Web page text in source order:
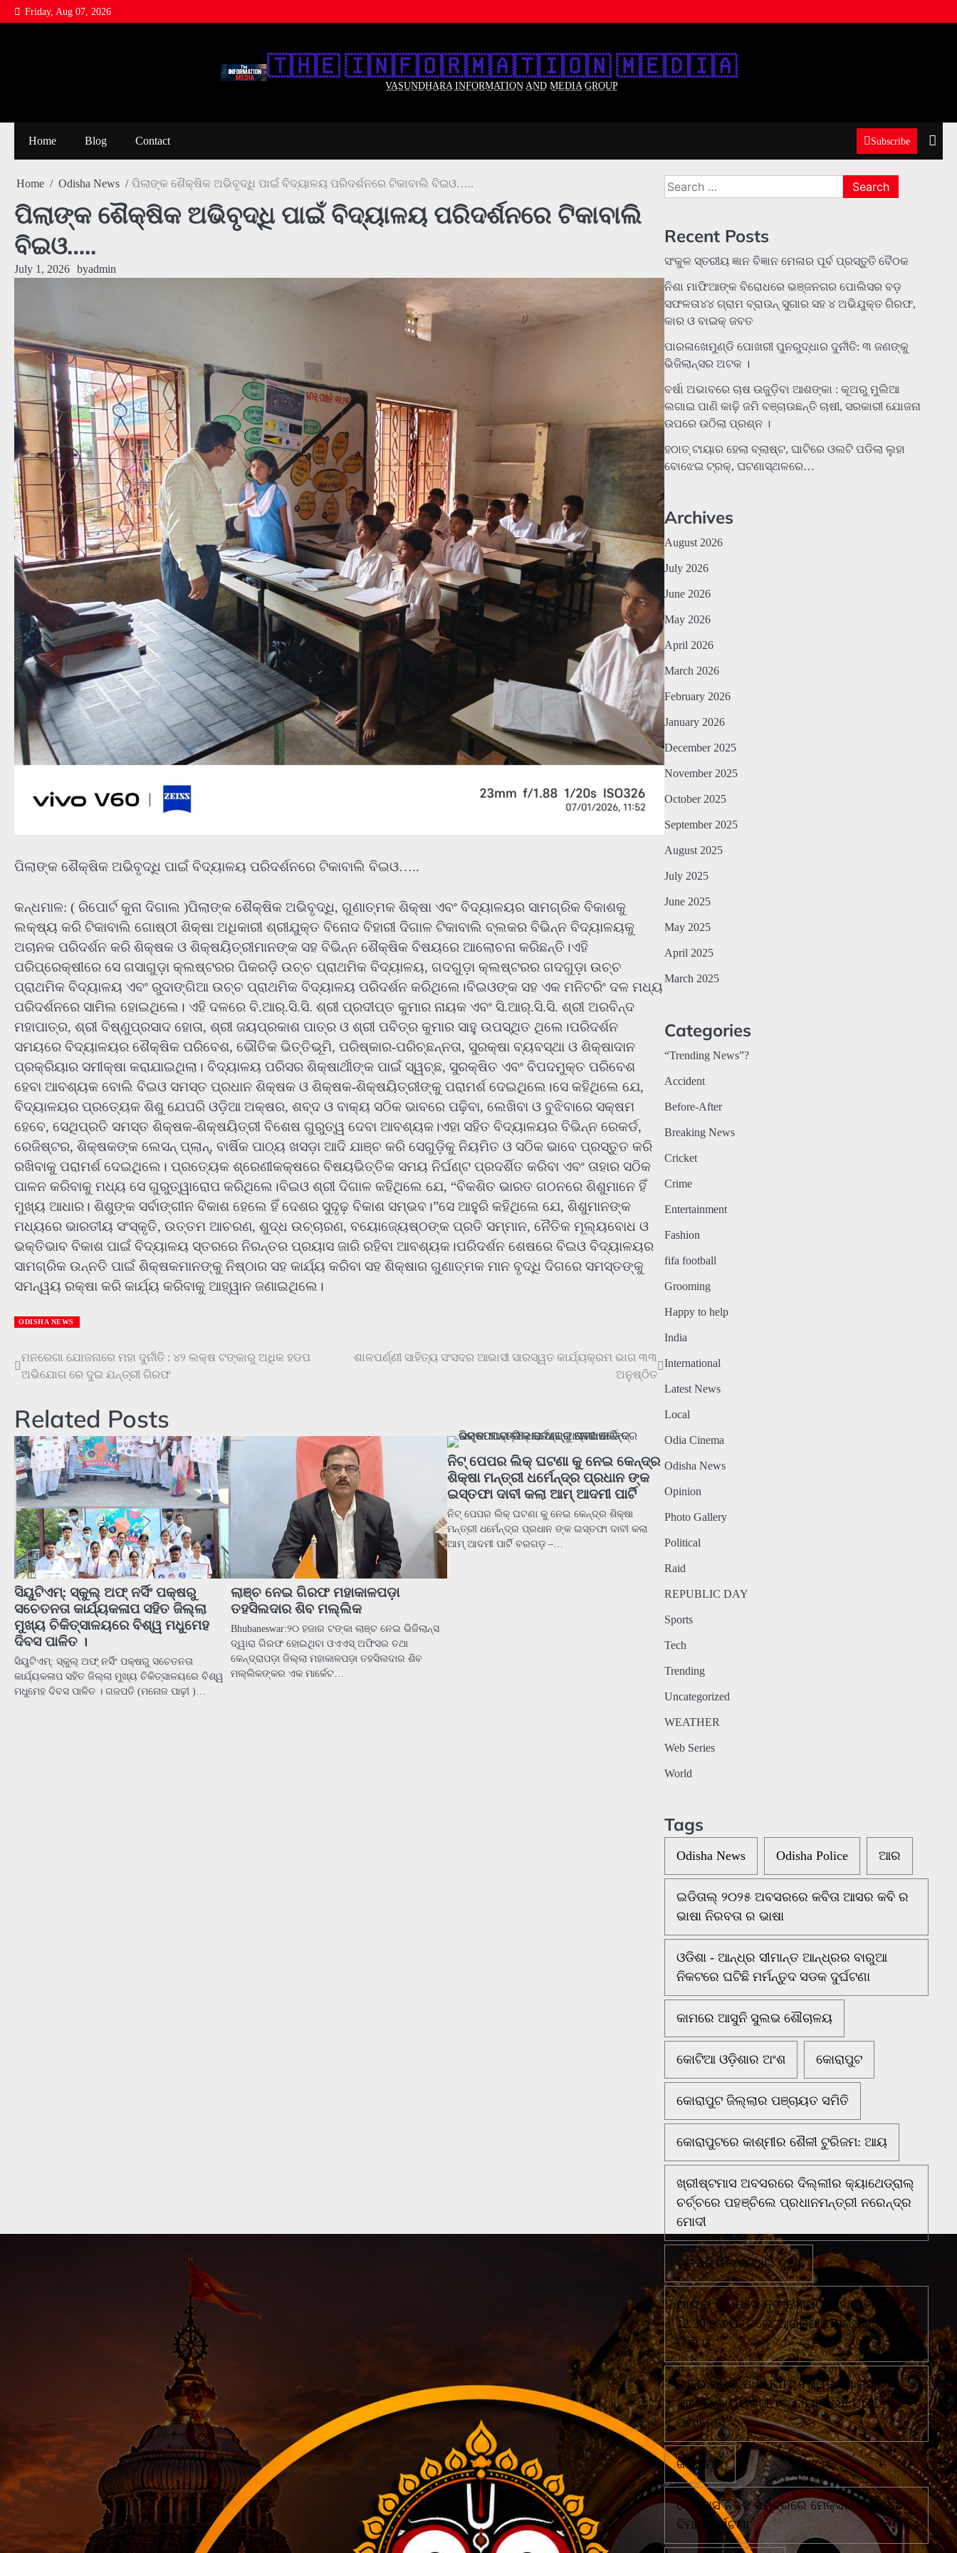
Skip
to
Friday, Aug 07, 2026
🇹‌🇭‌🇪‌ 🇮‌🇳‌🇫‌🇴‌🇷‌🇲‌🇦‌🇹‌🇮‌🇴‌🇳‌ 🇲‌🇪‌🇩‌🇮‌🇦‌
V̲A̲S̲U̲N̲D̲H̲A̲R̲A̲ I̲N̲F̲O̲R̲M̲A̲T̲I̲O̲N̲ A̲N̲D̲ M̲E̲D̲I̲A̲ G̲R̲O̲U̲P̲
Home Blog Contact Subscribe
Home Odisha News ପିଲାଙ୍କ ଶୈକ୍ଷିକ ଅଭିବୃଦ୍ଧି ପାଇଁ ବିଦ୍ୟାଳୟ ପରିଦର୍ଶନରେ ଟିକାବାଲି ବିଇଓ…..
ପିଲାଙ୍କ ଶୈକ୍ଷିକ ଅଭିବୃଦ୍ଧି ପାଇଁ ବିଦ୍ୟାଳୟ ପରିଦର୍ଶନରେ ଟିକାବାଲି
ବିଇଓ…..
July 1, 2026 byadmin
ପିଲାଙ୍କ ଶୈକ୍ଷିକ ଅଭିବୃଦ୍ଧି ପାଇଁ ବିଦ୍ୟାଳୟ ପରିଦର୍ଶନରେ ଟିକାବାଲି ବିଇଓ…..
କନ୍ଧମାଳ: ( ରିପୋର୍ଟ କୁନା ଦିଗାଲ )ପିଲାଙ୍କ ଶୈକ୍ଷିକ ଅଭିବୃଦ୍ଧି, ଗୁଣାତ୍ମକ ଶିକ୍ଷା ଏବଂ ବିଦ୍ୟାଳୟର ସାମଗ୍ରିକ ବିକାଶକୁ
ଲକ୍ଷ୍ୟ କରି ଟିକାବାଲି ଗୋଷ୍ଠୀ ଶିକ୍ଷା ଅଧିକାରୀ ଶ୍ରୀଯୁକ୍ତ ବିନୋଦ ବିହାରୀ ଦିଗାଳ ଟିକାବାଲି ବ୍ଲକର ବିଭିନ୍ନ ବିଦ୍ୟାଳୟକୁ
ଅଚାନକ ପରିଦର୍ଶନ କରି ଶିକ୍ଷକ ଓ ଶିକ୍ଷୟିତ୍ରୀମାନଙ୍କ ସହ ବିଭିନ୍ନ ଶୈକ୍ଷିକ ବିଷୟରେ ଆଲୋଚନା କରିଛନ୍ତି।ଏହି
ପରିପ୍ରେକ୍ଷୀରେ ସେ ଗସାଗୁଡ଼ା କ୍ଲଷ୍ଟରର ପିକରଡ଼ି ଉଚ୍ଚ ପ୍ରାଥମିକ ବିଦ୍ୟାଳୟ, ଗଦଗୁଡ଼ା କ୍ଲଷ୍ଟରର ଗଦଗୁଡ଼ା ଉଚ୍ଚ
ପ୍ରାଥମିକ ବିଦ୍ୟାଳୟ ଏବଂ ରୁଦାଙ୍ଗିଆ ଉଚ୍ଚ ପ୍ରାଥମିକ ବିଦ୍ୟାଳୟ ପରିଦର୍ଶନ କରିଥିଲେ।ବିଇଓଙ୍କ ସହ ଏକ ମନିଟରିଂ ଦଳ ମଧ୍ୟ
ପରିଦର୍ଶନରେ ସାମିଲ ହୋଇଥିଲେ। ଏହି ଦଳରେ ବି.ଆର୍.ସି.ସି. ଶ୍ରୀ ପ୍ରଦୀପ୍ତ କୁମାର ନାୟକ ଏବଂ ସି.ଆର୍.ସି.ସି. ଶ୍ରୀ ଅରବିନ୍ଦ
ମହାପାତ୍ର, ଶ୍ରୀ ବିଷ୍ଣୁପ୍ରସାଦ ହୋତା, ଶ୍ରୀ ଜୟପ୍ରକାଶ ପାତ୍ର ଓ ଶ୍ରୀ ପବିତ୍ର କୁମାର ସାହୁ ଉପସ୍ଥିତ ଥିଲେ।ପରିଦର୍ଶନ
ସମୟରେ ବିଦ୍ୟାଳୟର ଶୈକ୍ଷିକ ପରିବେଶ, ଭୌତିକ ଭିତ୍ତିଭୂମି, ପରିଷ୍କାର-ପରିଚ୍ଛନ୍ନତା, ସୁରକ୍ଷା ବ୍ୟବସ୍ଥା ଓ ଶିକ୍ଷାଦାନ
ପ୍ରକ୍ରିୟାର ସମୀକ୍ଷା କରାଯାଇଥିଲା। ବିଦ୍ୟାଳୟ ପରିସର ଶିକ୍ଷାର୍ଥୀଙ୍କ ପାଇଁ ସ୍ୱଚ୍ଛ, ସୁରକ୍ଷିତ ଏବଂ ବିପଦମୁକ୍ତ ପରିବେଶ
ହେବା ଆବଶ୍ୟକ ବୋଲି ବିଇଓ ସମସ୍ତ ପ୍ରଧାନ ଶିକ୍ଷକ ଓ ଶିକ୍ଷକ-ଶିକ୍ଷୟିତ୍ରୀଙ୍କୁ ପରାମର୍ଶ ଦେଇଥିଲେ।ସେ କହିଥିଲେ ଯେ,
ବିଦ୍ୟାଳୟର ପ୍ରତ୍ୟେକ ଶିଶୁ ଯେପରି ଓଡ଼ିଆ ଅକ୍ଷର, ଶବ୍ଦ ଓ ବାକ୍ୟ ସଠିକ ଭାବରେ ପଢ଼ିବା, ଲେଖିବା ଓ ବୁଝିବାରେ ସକ୍ଷମ
ହେବେ, ସେଥିପ୍ରତି ସମସ୍ତ ଶିକ୍ଷକ-ଶିକ୍ଷୟିତ୍ରୀ ବିଶେଷ ଗୁରୁତ୍ୱ ଦେବା ଆବଶ୍ୟକ।ଏହା ସହିତ ବିଦ୍ୟାଳୟର ବିଭିନ୍ନ ରେକର୍ଡ,
ରେଜିଷ୍ଟର, ଶିକ୍ଷକଙ୍କ ଲେସନ୍ ପ୍ଲାନ୍, ବାର୍ଷିକ ପାଠ୍ୟ ଖସଡ଼ା ଆଦି ଯାଞ୍ଚ କରି ସେଗୁଡ଼ିକୁ ନିୟମିତ ଓ ସଠିକ ଭାବେ ପ୍ରସ୍ତୁତ କରି
ରଖିବାକୁ ପରାମର୍ଶ ଦେଇଥିଲେ। ପ୍ରତ୍ୟେକ ଶ୍ରେଣୀକକ୍ଷରେ ବିଷୟଭିତ୍ତିକ ସମୟ ନିର୍ଘଣ୍ଟ ପ୍ରଦର୍ଶିତ କରିବା ଏବଂ ତାହାର ସଠିକ
ପାଳନ କରିବାକୁ ମଧ୍ୟ ସେ ଗୁରୁତ୍ୱାରୋପ କରିଥିଲେ।ବିଇଓ ଶ୍ରୀ ଦିଗାଳ କହିଥିଲେ ଯେ, “ବିକଶିତ ଭାରତ ଗଠନରେ ଶିଶୁମାନେ ହିଁ
ମୁଖ୍ୟ ଆଧାର। ଶିଶୁଙ୍କ ସର୍ବାଙ୍ଗୀନ ବିକାଶ ହେଲେ ହିଁ ଦେଶର ସୁଦୃଢ଼ ବିକାଶ ସମ୍ଭବ।”ସେ ଆହୁରି କହିଥିଲେ ଯେ, ଶିଶୁମାନଙ୍କ
ମଧ୍ୟରେ ଭାରତୀୟ ସଂସ୍କୃତି, ଉତ୍ତମ ଆଚରଣ, ଶୁଦ୍ଧ ଉଚ୍ଚାରଣ, ବୟୋଜ୍ୟେଷ୍ଠଙ୍କ ପ୍ରତି ସମ୍ମାନ, ନୈତିକ ମୂଲ୍ୟବୋଧ ଓ
ଭକ୍ତିଭାବ ବିକାଶ ପାଇଁ ବିଦ୍ୟାଳୟ ସ୍ତରରେ ନିରନ୍ତର ପ୍ରୟାସ ଜାରି ରହିବା ଆବଶ୍ୟକ।ପରିଦର୍ଶନ ଶେଷରେ ବିଇଓ ବିଦ୍ୟାଳୟର
ସାମଗ୍ରିକ ଉନ୍ନତି ପାଇଁ ଶିକ୍ଷକମାନଙ୍କୁ ନିଷ୍ଠାର ସହ କାର୍ଯ୍ୟ କରିବା ସହ ଶିକ୍ଷାର ଗୁଣାତ୍ମକ ମାନ ବୃଦ୍ଧି ଦିଗରେ ସମସ୍ତଙ୍କୁ
ସମନ୍ୱୟ ରକ୍ଷା କରି କାର୍ଯ୍ୟ କରିବାକୁ ଆହ୍ୱାନ ଜଣାଇଥିଲେ।
ODISHA NEWS
Post
navigation
ମନରେଗା ଯୋଜନାରେ ମହା ଦୁର୍ନୀତି : ୪୨ ଲକ୍ଷ ଟଙ୍କାରୁ ଅଧିକ ହଡପ
ଅଭିଯୋଗ ରେ ଦୁଇ ଯନ୍ତ୍ରୀ ଗିରଫ
ଶାଳପର୍ଣ୍ଣୀ ସାହିତ୍ୟ ସଂସଦର ଆଭାସୀ ସାରସ୍ୱତ କାର୍ଯ୍ୟକ୍ରମ ଭାଗ ୩୩
ଅନୁଷ୍ଠିତ
Related Posts
ସିୟୁଟିଏମ୍: ସ୍କୁଲ୍ ଅଫ୍ ନର୍ସିଂ ପକ୍ଷରୁ
ସଚେତନତା କାର୍ଯ୍ୟକଳାପ ସହିତ ଜିଲ୍ଲା
ମୁଖ୍ୟ ଚିକିତ୍ସାଳୟରେ ବିଶ୍ୱ ମଧୁମେହ
ଦିବସ ପାଳିତ ।
ସିୟୁଟିଏମ୍: ସ୍କୁଲ୍ ଅଫ୍ ନର୍ସିଂ ପକ୍ଷରୁ ସଚେତନତା
କାର୍ଯ୍ୟକଳାପ ସହିତ ଜିଲ୍ଲା ମୁଖ୍ୟ ଚିକିତ୍ସାଳୟରେ ବିଶ୍ୱ
ମଧୁମେହ ଦିବସ ପାଳିତ । ଗଜପତି (ମନୋଜ ପାଢ଼ୀ )…
ଲାଞ୍ଚ ନେଇ ଗିରଫ ମହାକାଳପଡ଼ା
ତହସିଲଦାର ଶିବ ମଲ୍ଲିକ
Bhubaneswar:୨୦ ହଜାର ଟଙ୍କା ଲାଞ୍ଚ ନେଇ ଭିଜିଲାନ୍ସ
ଦ୍ୱାରା ଗିରଫ ହୋଇଥିବା ଓଏଏସ୍ ଅଫିସର ତଥା
କେନ୍ଦ୍ରାପଡ଼ା ଜିଲ୍ଲା ମହାକାଳପଡ଼ା ତହସିଲଦାର ଶିବ
ମଲ୍ଲିକଙ୍କର ଏକ ମାର୍କେଟ…
ନିଟ୍ ପେପର ଲିକ୍ ଘଟଣା କୁ ନେଇ କେନ୍ଦ୍ର
ଶିକ୍ଷା ମନ୍ତ୍ରୀ ଧର୍ମେନ୍ଦ୍ର ପ୍ରଧାନ ଙ୍କ
ଇସ୍ତଫା ଦାବୀ କଲା ଆମ୍ ଆଦମୀ ପାର୍ଟି
ନିଟ୍ ପେପର ଲିକ୍ ଘଟଣା କୁ ନେଇ କେନ୍ଦ୍ର ଶିକ୍ଷା
ମନ୍ତ୍ରୀ ଧର୍ମେନ୍ଦ୍ର ପ୍ରଧାନ ଙ୍କ ଇସ୍ତଫା ଦାବୀ କଲା
ଆମ୍ ଆଦମୀ ପାର୍ଟି ବରଗଡ଼ –…
Search
for:
Recent Posts
ସଂକୁଳ ସ୍ତରୀୟ ଜ୍ଞାନ ବିଜ୍ଞାନ ମେଳାର ପୂର୍ବ ପ୍ରସ୍ତୁତି ବୈଠକ
ନିଶା ମାଫିଆଙ୍କ ବିରୋଧରେ ଭଞ୍ଜନଗର ପୋଲିସର ବଡ଼
ସଫଳତା୪୪ ଗ୍ରାମ ବ୍ରାଉନ୍ ସୁଗାର ସହ ୪ ଅଭିଯୁକ୍ତ ଗିରଫ,
କାର ଓ ବାଇକ୍ ଜବତ
ପାରଳାଖେମୁଣ୍ଡି ପୋଖରୀ ପୁନରୁଦ୍ଧାର ଦୁର୍ନୀତି: ୩ ଜଣଙ୍କୁ
ଭିଜିଲାନ୍ସର ଅଟକ ।
ବର୍ଷା ଅଭାବରେ ଚାଷ ଉଜୁଡ଼ିବା ଆଶଙ୍କା : କୂଅରୁ ମୁଲିଆ
ଲଗାଇ ପାଣି କାଢ଼ି ଜମି ବଞ୍ଚାଉଛନ୍ତି ଚାଷୀ, ସରକାରୀ ଯୋଜନା
ଉପରେ ଉଠିଲା ପ୍ରଶ୍ନ ।
ହଠାତ୍‌ ଟାୟାର ହେଲା ବ୍ଲାଷ୍ଟ, ଘାଟିରେ ଓଲଟି ପଡିଲା ଲୁହା
ବୋଝେଇ ଟ୍ରକ୍‌, ଘଟଣାସ୍ଥଳରେ…
Archives
August 2026
July 2026
June 2026
May 2026
April 2026
March 2026
February 2026
January 2026
December 2025
November 2025
October 2025
September 2025
August 2025
July 2025
June 2025
May 2025
April 2025
March 2025
Categories
“Trending News”?
Accident
Before-After
Breaking News
Cricket
Crime
Entertainment
Fashion
fifa football
Grooming
Happy to help
India
International
Latest News
Local
Odia Cinema
Odisha News
Opinion
Photo Gallery
Political
Raid
REPUBLIC DAY
Sports
Tech
Trending
Uncategorized
WEATHER
Web Series
World
Tags
Odisha News Odisha Police ଆର
ଇଡିତାଲ୍ ୨୦୨୫ ଅବସରରେ କବିତା ଆସର କବି ର
ଭାଷା ନିରବତା ର ଭାଷା
ଓଡିଶା - ଆନ୍ଧ୍ର ସୀମାନ୍ତ ଆନ୍ଧ୍ରର ବାରୁଆ
ନିକଟରେ ଘଟିଛି ମର୍ମନ୍ତୁଦ ସଡକ ଦୁର୍ଘଟଣା
କାମରେ ଆସୁନି ସୁଲଭ ଶୌଚାଳୟ
କୋଟିଆ ଓଡ଼ିଶାର ଅଂଶ କୋରାପୁଟ
କୋରାପୁଟ ଜିଲ୍ଲାର ପଞ୍ଚାୟତ ସମିତି
କୋରାପୁଟରେ କାଶ୍ମୀର ଶୈଳୀ ଟୁରିଜମ: ଆୟ
ଖ୍ରୀଷ୍ଟମାସ ଅବସରରେ ଦିଲ୍ଲୀର କ୍ୟାଥେଡ୍ରାଲ୍
ଚର୍ଚ୍ଚରେ ପହଞ୍ଚିଲେ ପ୍ରଧାନମନ୍ତ୍ରୀ ନରେନ୍ଦ୍ର
ମୋଦୀ
ଗଜପତି ଜିଲ୍ଲା ପାଇଁ ଦୁଃଖ
ଗାଇବା ଗ୍ରାମରେ ଦୁଇ ଗୋଷ୍ଠୀ ମୁହାଁ ମୁହିଁରାତି
12.30 ରେ ପହଁଚିଲେ ଆରକ୍ଷୀ ଅଧିକ୍ଷକ ଏବଂ ଏସ
ଡି ପି ଓ
ଛାତ୍ର ମୃତ୍ୟୁ ପାଇଁ KIIT ବିଶ୍ୱବିଦ୍ୟାଳୟର
'ଅବୈଧ କାର୍ଯ୍ୟକଳାପ'କୁ ଦାୟୀ କରିଛି UGC
ପ୍ୟାନେଲ
ଜଣେ ମୃତ
ଟେକ୍ସାସ ନିକଟ ସମୁଦ୍ରରେ ମେକ୍ସିକୋ ନୌସେନା
ବିମାନ ଦୁର୍ଘଟଣା